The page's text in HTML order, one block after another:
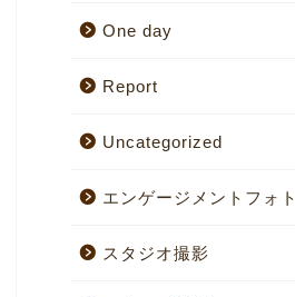
One day
Report
Uncategorized
エンゲージメントフォト
スタジオ撮影